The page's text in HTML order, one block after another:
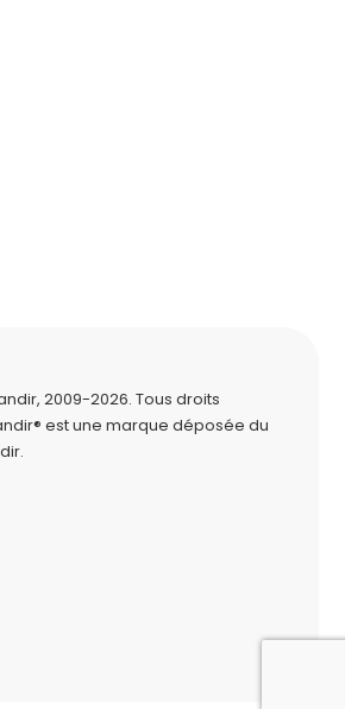
2009-2026. Tous droits
est une marque déposée du